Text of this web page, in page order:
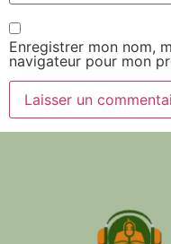
Enregistrer mon nom,
navigateur pour mon